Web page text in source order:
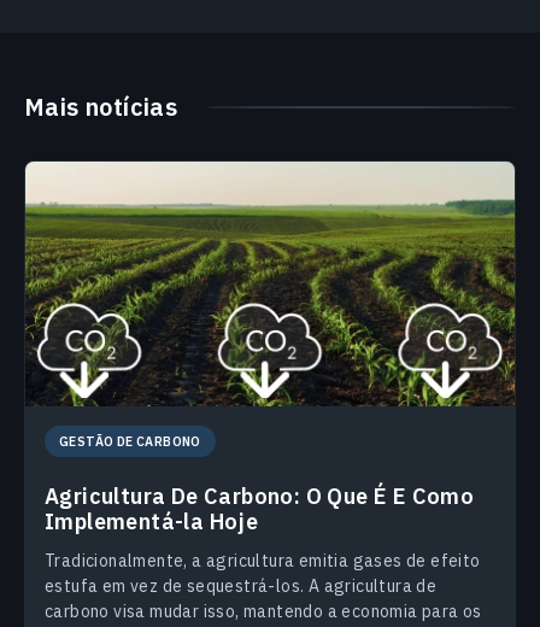
Mais notícias
GESTÃO DE CARBONO
Agricultura De Carbono: O Que É E Como
Implementá-la Hoje
Tradicionalmente, a agricultura emitia gases de efeito
estufa em vez de sequestrá-los. A agricultura de
carbono visa mudar isso, mantendo a economia para os